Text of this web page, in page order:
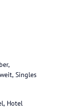
Singles
Hotel